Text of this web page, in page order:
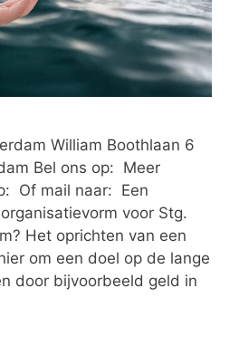
William Boothlaan 6
Bel ons op: Meer
Of mail naar: Een
voor Stg.
Het oprichten van een
om een doel op de lange
door bijvoorbeeld geld in